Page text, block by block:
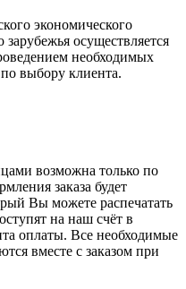
экономического
осуществляется
необходимых
выбору клиента.
возможна только по
заказа будет
Вы можете распечатать
на наш счёт в
оплаты. Все необходимые
вместе с заказом при